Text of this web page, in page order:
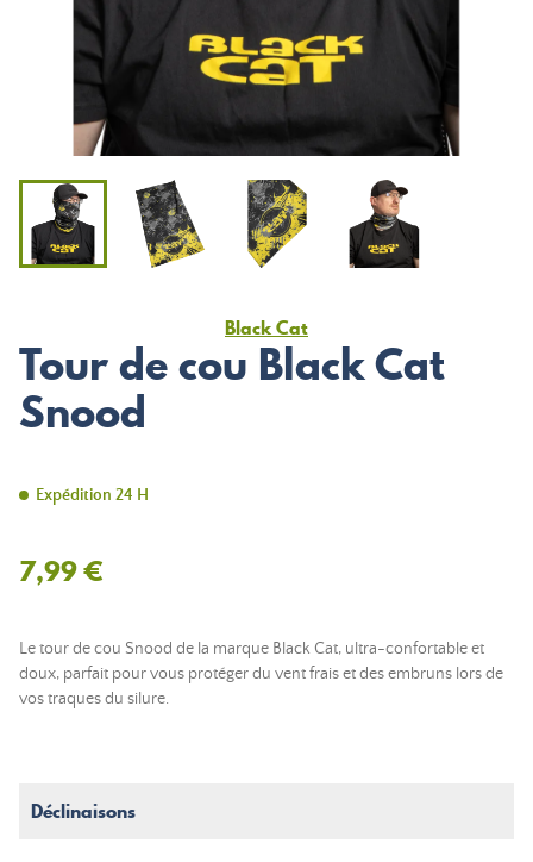
Black Cat
Tour de cou Black Cat
Snood
Expédition 24 H
7,99 €
Le tour de cou Snood de la marque Black Cat, ultra-confortable et
doux, parfait pour vous protéger du vent frais et des embruns lors de
vos traques du silure.
Déclinaisons